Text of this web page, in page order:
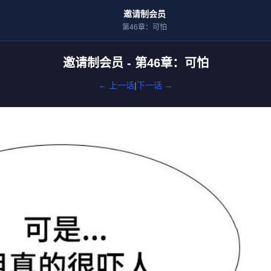
邀请制会员
第46章：可怕
邀请制会员 - 第46章：可怕
← 上一话|下一话 →